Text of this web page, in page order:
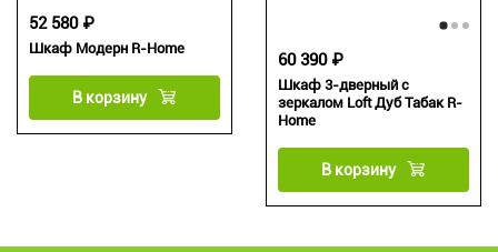
Шкаф Модерн R-Home
52 580 ₽
В корзину
Шкаф 3-дверный с
зеркалом Loft Дуб Табак R-
Home
60 390 ₽
В корзину